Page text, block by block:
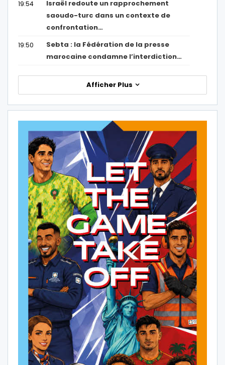
19:54
Israël redoute un rapprochement
saoudo-turc dans un contexte de
confrontation…
19:50
Sebta : la Fédération de la presse
marocaine condamne l’interdiction…
Afficher Plus